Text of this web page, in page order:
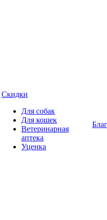
Скидки
Для собак
Для кошек
Ветеринарная
аптека
Уценка